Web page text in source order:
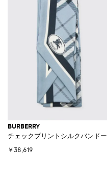
BURBERRY
チェックプリントシルクバンドー
￥38,619